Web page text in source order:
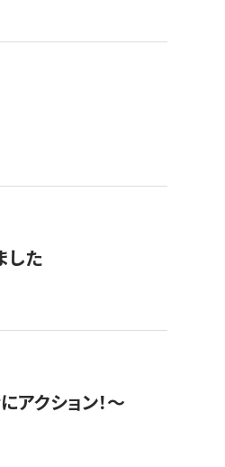
した
アクション！〜